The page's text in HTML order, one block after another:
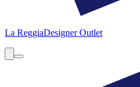
La ReggiaDesigner Outlet